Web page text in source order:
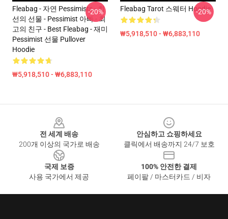
Fleabag - 자연 Pessimists - 최
선의 선물 - Pessimist 아빠 - 최
고의 친구 - Best Fleabag - 재미
Pessimist 선물 Pullover
Hoodie
₩5,918,510 - ₩6,883,110
-20% Fleabag Tarot 스웨터 Hoodie
₩5,918,510 - ₩6,883,110
-20%
전 세계 배송
200개 이상의 국가로 배송
안심하고 쇼핑하세요
클릭에서 배송까지 24/7 보호
국제 보증
사용 국가에서 제공
100% 안전한 결제
페이팔 / 마스터카드 / 비자